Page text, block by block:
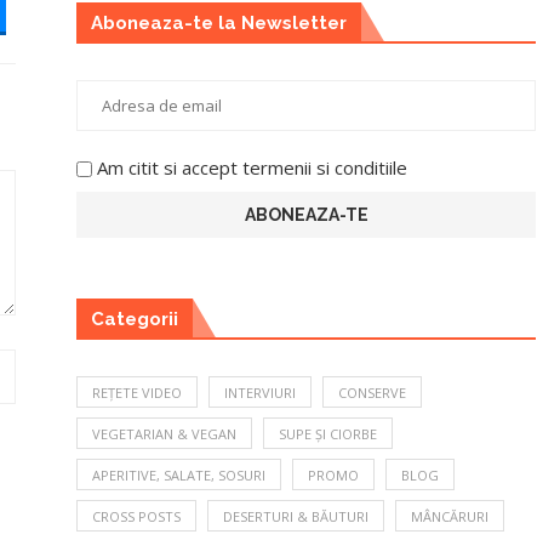
Aboneaza-te la Newsletter
Am citit si accept termenii si conditiile
Categorii
REȚETE VIDEO INTERVIURI CONSERVE
VEGETARIAN & VEGAN SUPE ȘI CIORBE
APERITIVE, SALATE, SOSURI PROMO BLOG
CROSS POSTS DESERTURI & BĂUTURI MÂNCĂRURI